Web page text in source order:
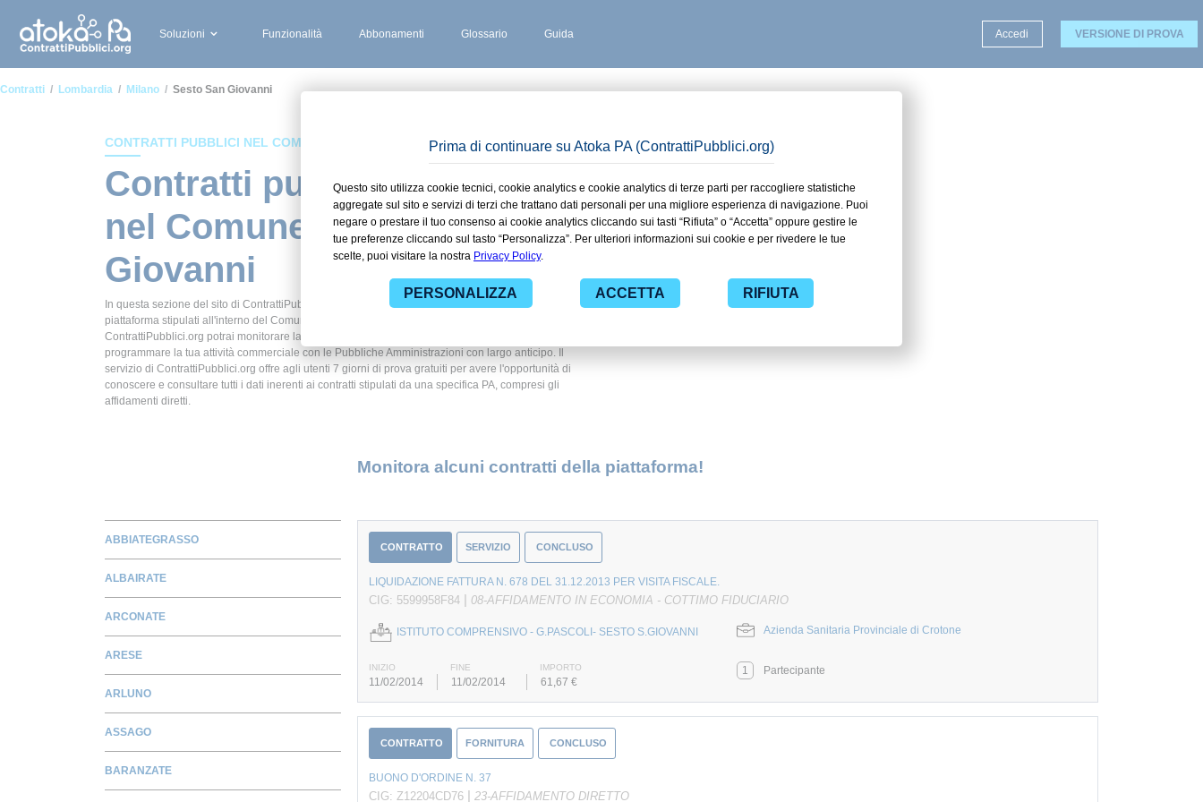
Soluzioni Funzionalità Abbonamenti Glossario Guida Accedi VERSIONE DI PROVA
Contratti Lombardia Milano Sesto San Giovanni
CONTRATTI PUBBLICI NEL COMUNE DI SESTO SAN GIOVANNI
Contratti pubblici stipulati
nel Comune di Sesto San
Giovanni
In questa sezione del sito di ContrattiPubblici.org potrai avere ad alcuni dei contratti presenti nella
piattaforma stipulati all'interno del Comune di Sesto San Giovanni. Grazie alle funzionalità di
ContrattiPubblici.org potrai monitorare la scadenza dei contratti pubblici di tuo interesse e
programmare la tua attività commerciale con le Pubbliche Amministrazioni con largo anticipo. Il
servizio di ContrattiPubblici.org offre agli utenti 7 giorni di prova gratuiti per avere l'opportunità di
conoscere e consultare tutti i dati inerenti ai contratti stipulati da una specifica PA, compresi gli
affidamenti diretti.
Monitora alcuni contratti della piattaforma!
ABBIATEGRASSO
ALBAIRATE
ARCONATE
ARESE
ARLUNO
ASSAGO
BARANZATE
CONTRATTO SERVIZIO CONCLUSO
LIQUIDAZIONE FATTURA N. 678 DEL 31.12.2013 PER VISITA FISCALE.
CIG: 5599958F84 | 08-AFFIDAMENTO IN ECONOMIA - COTTIMO FIDUCIARIO
ISTITUTO COMPRENSIVO - G.PASCOLI- SESTO S.GIOVANNI Azienda Sanitaria Provinciale di Crotone
INIZIO FINE IMPORTO
11/02/2014 11/02/2014 61,67 €
1 Partecipante
CONTRATTO FORNITURA CONCLUSO
BUONO D'ORDINE N. 37
CIG: Z12204CD76 | 23-AFFIDAMENTO DIRETTO